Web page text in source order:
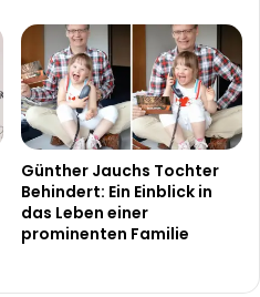
Günther Jauchs Tochter
Behindert: Ein Einblick in
das Leben einer
prominenten Familie